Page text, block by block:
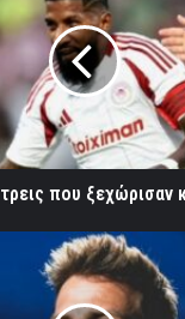
που ξεχώρισαν